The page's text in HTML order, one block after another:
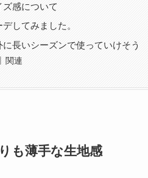
ズ感について
デしてみました。
に長いシーズンで使っていけそう
関連
も薄手な生地感